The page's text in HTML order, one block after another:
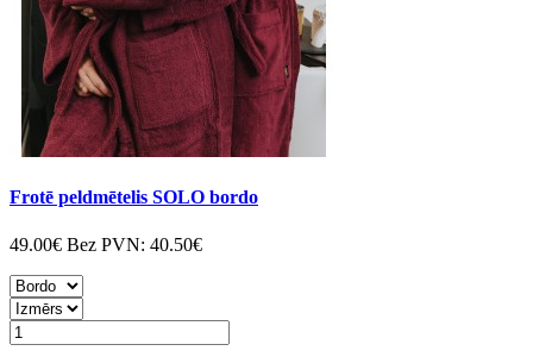
Frotē peldmētelis SOLO bordo
49.00€ Bez PVN: 40.50€